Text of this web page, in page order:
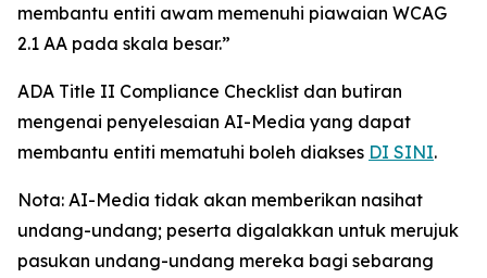
membantu entiti awam memenuhi piawaian WCAG
2.1 AA pada skala besar.”
ADA Title II Compliance Checklist dan butiran
mengenai penyelesaian AI-Media yang dapat
membantu entiti mematuhi boleh diakses DI SINI.
Nota: AI-Media tidak akan memberikan nasihat
undang-undang; peserta digalakkan untuk merujuk
pasukan undang-undang mereka bagi sebarang